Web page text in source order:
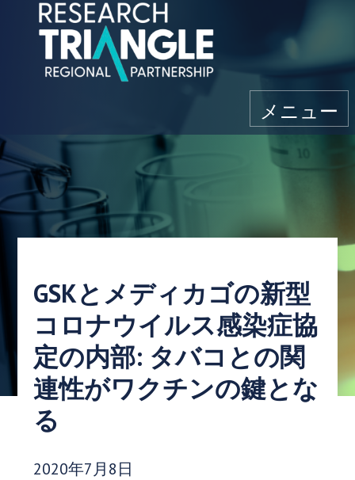
コンテンツにスキップ
メニュー
GSKとメディカゴの新型
コロナウイルス感染症協
定の内部: タバコとの関
連性がワクチンの鍵とな
る
発行日:
2020年7月8日